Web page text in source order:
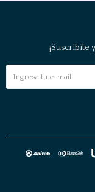
¡Suscribite